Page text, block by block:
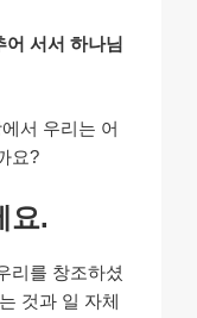
서서 하나님
서 우리는 어
요?
요.
리를 창조하셨
것과 일 자체